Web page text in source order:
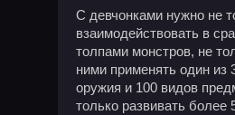
С девчонками нужно не
взаимодействовать в
толпами монстров, не
ними применять один из
оружия и 100 видов
только развивать более